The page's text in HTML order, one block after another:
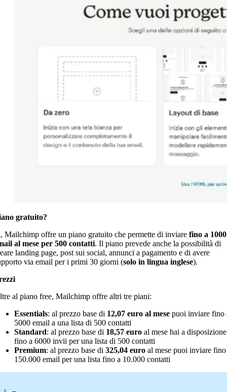
gratuito?
Mailchimp offre un piano gratuito che permette di inviare fino a 1000
al mese per 500 contatti. Il piano prevede anche la possibilità di
landing page, post sui social, annunci a pagamento e di avere
via email per i primi 30 giorni (solo in lingua inglese).
al piano free, Mailchimp offre altri tre piani:
Essentials: al prezzo base di 12,07 euro al mese puoi inviare fino
5000 email a una lista di 500 contatti
Standard: al prezzo base di 18,57 euro al mese hai a disposizione
fino a 6000 invii per una lista di 500 contatti
Premium: al prezzo base di 325,04 euro al mese puoi inviare fino
150.000 email per una lista fino a 10.000 contatti